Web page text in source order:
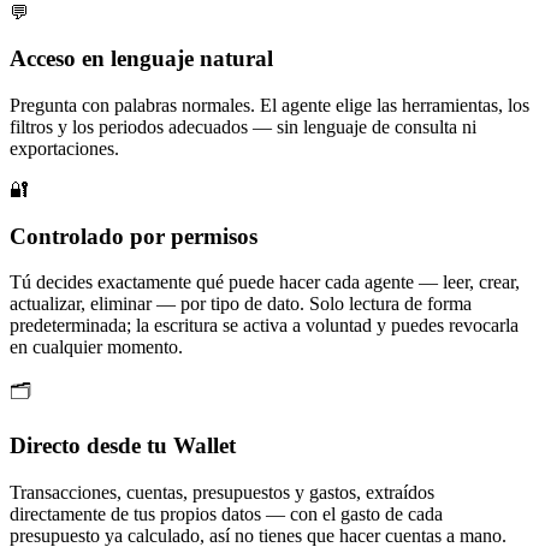
💬
Acceso en lenguaje natural
Pregunta con palabras normales. El agente elige las herramientas, los
filtros y los periodos adecuados — sin lenguaje de consulta ni
exportaciones.
🔐
Controlado por permisos
Tú decides exactamente qué puede hacer cada agente — leer, crear,
actualizar, eliminar — por tipo de dato. Solo lectura de forma
predeterminada; la escritura se activa a voluntad y puedes revocarla
en cualquier momento.
🗂️
Directo desde tu Wallet
Transacciones, cuentas, presupuestos y gastos, extraídos
directamente de tus propios datos — con el gasto de cada
presupuesto ya calculado, así no tienes que hacer cuentas a mano.